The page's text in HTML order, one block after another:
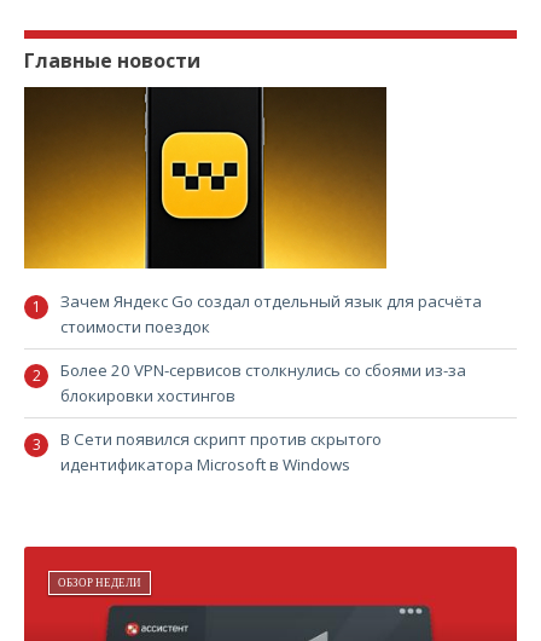
Главные новости
Зачем Яндекс Go создал отдельный язык для расчёта
стоимости поездок
Более 20 VPN-сервисов столкнулись со сбоями из-за
блокировки хостингов
В Сети появился скрипт против скрытого
идентификатора Microsoft в Windows
ОБЗОР НЕДЕЛИ